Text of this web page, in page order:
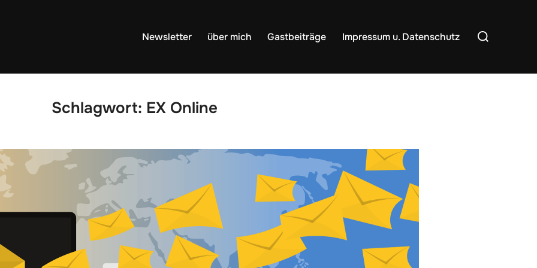
Newsletter über mich Gastbeiträge Impressum u. Datenschutz
Suchen
nach:
Schlagwort: EX Online